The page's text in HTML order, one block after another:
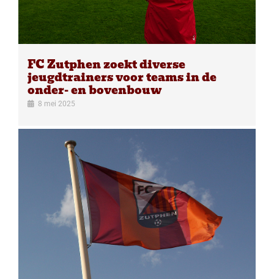
FC Zutphen zoekt diverse
jeugdtrainers voor teams in de
onder- en bovenbouw
8 mei 2025